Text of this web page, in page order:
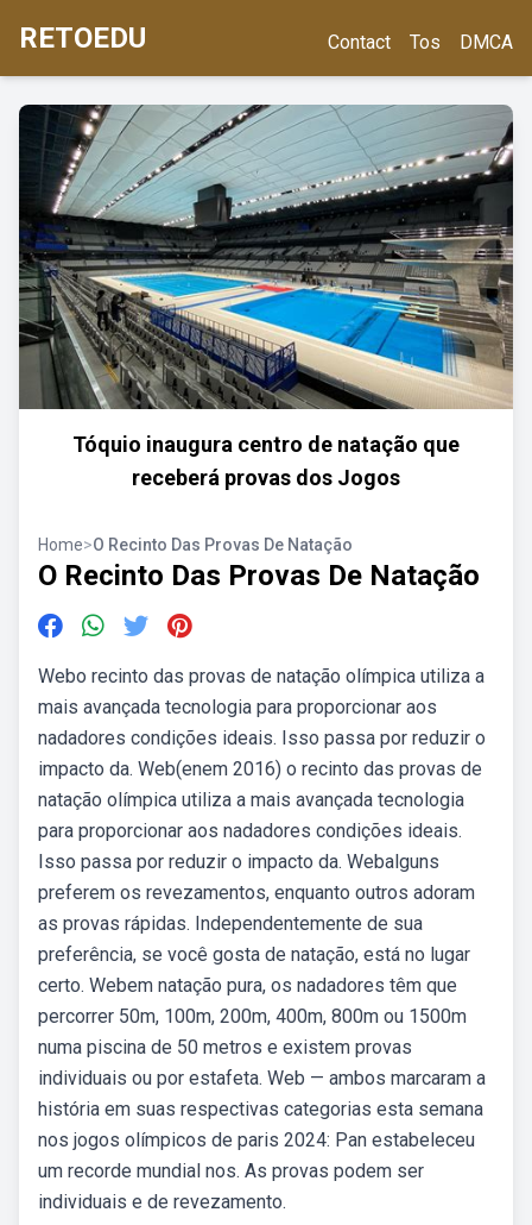
RETOEDU Contact Tos DMCA
Tóquio inaugura centro de natação que
receberá provas dos Jogos
Home>O Recinto Das Provas De Natação
O Recinto Das Provas De Natação
Webo recinto das provas de natação olímpica utiliza a
mais avançada tecnologia para proporcionar aos
nadadores condições ideais. Isso passa por reduzir o
impacto da. Web(enem 2016) o recinto das provas de
natação olímpica utiliza a mais avançada tecnologia
para proporcionar aos nadadores condições ideais.
Isso passa por reduzir o impacto da. Webalguns
preferem os revezamentos, enquanto outros adoram
as provas rápidas. Independentemente de sua
preferência, se você gosta de natação, está no lugar
certo. Webem natação pura, os nadadores têm que
percorrer 50m, 100m, 200m, 400m, 800m ou 1500m
numa piscina de 50 metros e existem provas
individuais ou por estafeta. Web — ambos marcaram a
história em suas respectivas categorias esta semana
nos jogos olímpicos de paris 2024: Pan estabeleceu
um recorde mundial nos. As provas podem ser
individuais e de revezamento.